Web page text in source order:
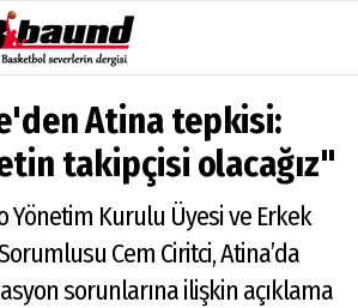
Hava
Durumu
Gazete
Manşetleri
Anketler
Biyografiler
Köşe
Yazarları
Video
Galeri
Foto
Galeri
Künye
İletişim
Çerez
Gizlilik
İlkeleri
Atina tepkisi:
takipçisi olacağız"
Yönetim Kurulu Üyesi ve Erkek
Cem Ciritci, Atina’da
sorunlarına ilişkin açıklama